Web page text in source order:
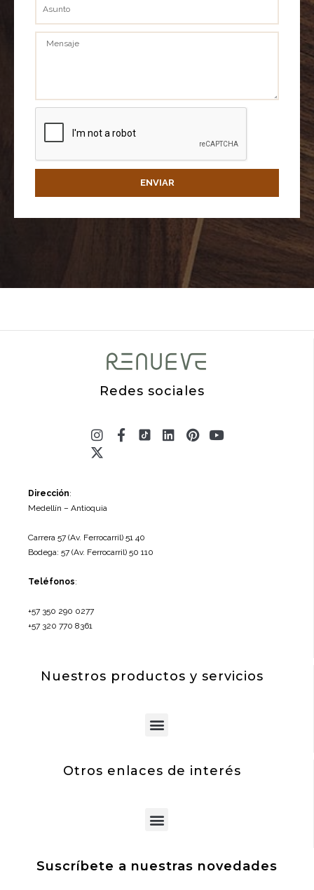
Mensaje
ENVIAR
Redes sociales
Instagram
Facebook-
f
Linkedin
Pinterest
Youtube
X-
twitter
Dirección:
Medellín – Antioquia
Carrera 57 (Av. Ferrocarril) 51 40
Bodega: 57 (Av. Ferrocarril) 50 110
Teléfonos:
+57 350 290 0277
+57 320 770 8361
Nuestros productos y servicios
Menu
Otros enlaces de interés
Menu
Suscríbete a nuestras novedades